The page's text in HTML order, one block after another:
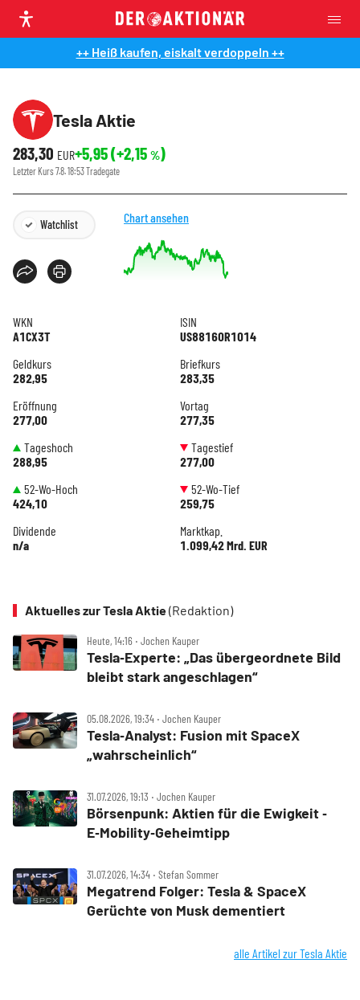
++ Heiß kaufen, eiskalt verdoppeln ++
Tesla Aktie
283,30 EUR+5,95(+2,15 %)
Letzter Kurs7.8. 18:53Tradegate
Watchlist Chart ansehen
WKN
A1CX3T
ISIN
US88160R1014
Geldkurs
282,95
Briefkurs
283,35
Eröffnung
277,00
Vortag
277,35
Tageshoch
288,95
Tagestief
277,00
52-Wo-Hoch
424,10
52-Wo-Tief
259,75
Dividende
n/a
Marktkap.
1.099,42 Mrd. EUR
Aktuelles zur Tesla Aktie(Redaktion)
Heute, 14:16 ‧ Jochen Kauper
Tesla‑Experte: „Das übergeordnete Bild
bleibt stark angeschlagen“
05.08.2026, 19:34 ‧ Jochen Kauper
Tesla‑Analyst: Fusion mit SpaceX
„wahrscheinlich“
31.07.2026, 19:13 ‧ Jochen Kauper
Börsenpunk: Aktien für die Ewigkeit ‑
E‑Mobility‑Geheimtipp
31.07.2026, 14:34 ‧ Stefan Sommer
Megatrend Folger: Tesla & SpaceX
Gerüchte von Musk dementiert
alle Artikel zur Tesla Aktie